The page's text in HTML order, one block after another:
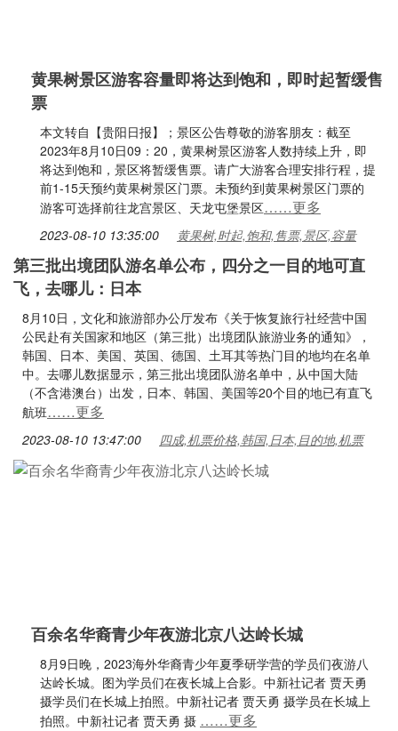
黄果树景区游客容量即将达到饱和，即时起暂缓售
票
本文转自【贵阳日报】；景区公告尊敬的游客朋友：截至
2023年8月10日09：20，黄果树景区游客人数持续上升，即
将达到饱和，景区将暂缓售票。请广大游客合理安排行程，提
前1-15天预约黄果树景区门票。未预约到黄果树景区门票的
游客可选择前往龙宫景区、天龙屯堡景区……更多
2023-08-10 13:35:00 黄果树,时起,饱和,售票,景区,容量
第三批出境团队游名单公布，四分之一目的地可直
飞，去哪儿：日本
8月10日，文化和旅游部办公厅发布《关于恢复旅行社经营中国
公民赴有关国家和地区（第三批）出境团队旅游业务的通知》，
韩国、日本、美国、英国、德国、土耳其等热门目的地均在名单
中。去哪儿数据显示，第三批出境团队游名单中，从中国大陆
（不含港澳台）出发，日本、韩国、美国等20个目的地已有直飞
航班……更多
2023-08-10 13:47:00 四成,机票价格,韩国,日本,目的地,机票
百余名华裔青少年夜游北京八达岭长城
8月9日晚，2023海外华裔青少年夏季研学营的学员们夜游八
达岭长城。图为学员们在夜长城上合影。中新社记者 贾天勇
摄学员们在长城上拍照。中新社记者 贾天勇 摄学员在长城上
拍照。中新社记者 贾天勇 摄 ……更多